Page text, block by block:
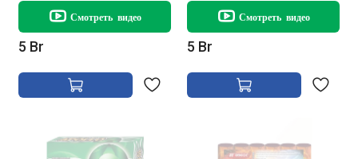
Смотреть видео
5 Br
Смотреть видео
5 Br